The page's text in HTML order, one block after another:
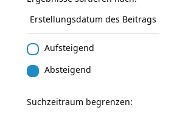
Aufsteigend
Absteigend
Suchzeitraum begrenzen: